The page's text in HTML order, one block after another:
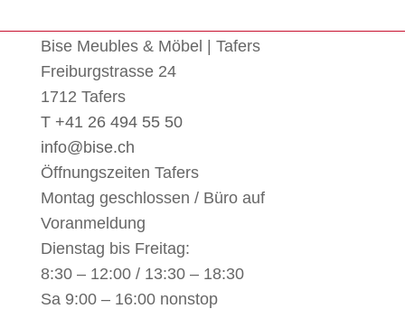
Bise Meubles & Möbel | Tafers
Freiburgstrasse 24
1712 Tafers
T +41 26 494 55 50
info@bise.ch
Öffnungszeiten Tafers
Montag geschlossen / Büro auf
Voranmeldung
Dienstag bis Freitag:
8:30 – 12:00 / 13:30 – 18:30
Sa 9:00 – 16:00 nonstop